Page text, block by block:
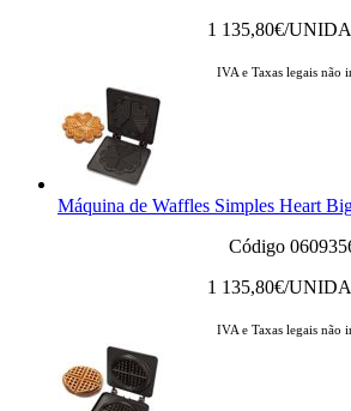
1 135,80€/
IVA e Taxas legais não
Máquina de Waffles Simples Heart
Código
1 135,80€/
IVA e Taxas legais não